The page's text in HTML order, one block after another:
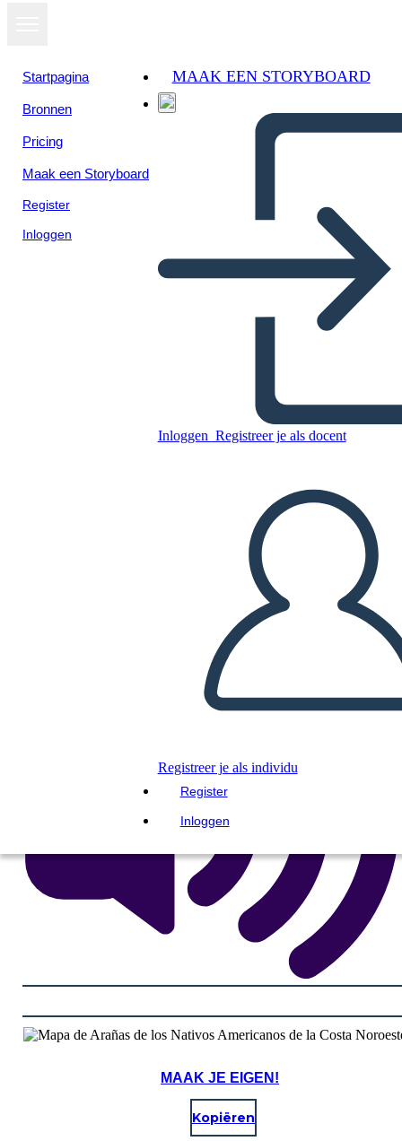
Startpagina
Bronnen
Pricing
Maak een Storyboard
Register
Inloggen
MAAK EEN STORYBOARD
Inloggen Registreer je als docent
Registreer je als individu
Register
Inloggen
Mapa de Arañas de los
Nativos Americanos de la
Costa Noroeste
Kopieer dit Storyboard
MAAK EEN STORYBOARD
DIAVOORSTELLING AFSPELEN
LEES MIJ VOOR
MAAK JE EIGEN!
Kopiëren